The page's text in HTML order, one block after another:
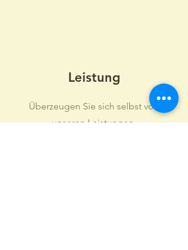
Leistung
Überzeugen Sie sich selbst von
unseren Leistungen.